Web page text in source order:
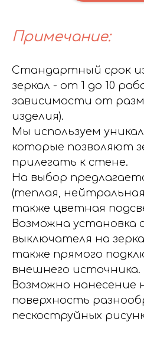
Примечание:
Стандартный срок
зеркал - от 1 до 10
зависимости от
изделия).
Мы используем
которые позволяют
прилегать к стене.
На выбор
(теплая,
также цветная
Возможна установка
выключателя на
также прямого
внешнего источника.
Возможно нанесение
поверхность
пескоструйных